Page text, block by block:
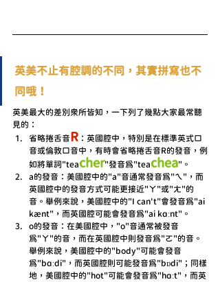
英美不止有腔調的不同，其實拼寫也不
同哦！
英美最大的差別眾所皆知，一下列了幾點大家最常聽
見的：
省略捲舌音R ：英國腔中，特別是在標準英式口
音或倫敦口音中，有時會省略捲舌音R的發音，例
如將單詞"teacher"發音為"teachea"。
a的發音：美國腔中的"a"音通常發音為"ㄟ"，而
英國腔中的發音方式可能更接近"ㄚ"或"ㄤ"的
音。舉例來說，美國腔中的"I can't"會發音為"ai
kænt"，而英國腔可能會發音為"ai kɑːnt"。
o的發音：在美國腔中，"o"音通常被發音
為"ㄚ"的音，而在英國腔中則發音為"ㄛ"的音。
舉例來說，美國腔中的"body"可能會發音
為"bɑːdi"，而英國腔則可能發音為"bɒdi"；同樣
地，美國腔中的"hot"可能會發音為"hɑːt"，而英